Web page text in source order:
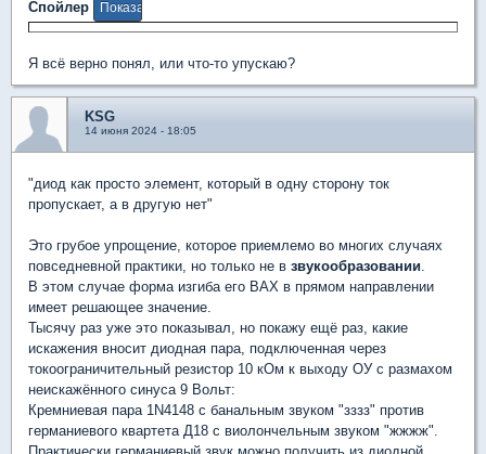
Спойлер
Я всё верно понял, или что-то упускаю?
KSG
14 июня 2024 - 18:05
"диод как просто элемент, который в одну сторону ток
пропускает, а в другую нет"
Это грубое упрощение, которое приемлемо во многих случаях
повседневной практики, но только не в звукообразовании.
В этом случае форма изгиба его ВАХ в прямом направлении
имеет решающее значение.
Тысячу раз уже это показывал, но покажу ещё раз, какие
искажения вносит диодная пара, подключенная через
токоограничительный резистор 10 кОм к выходу ОУ с размахом
неискажённого синуса 9 Вольт:
Кремниевая пара 1N4148 с банальным звуком "зззз" против
германиевого квартета Д18 с виолончельным звуком "жжжж".